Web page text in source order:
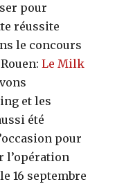
pour
réussite
le concours
Le Milk
et les
été
pour
l’opération
16 septembre